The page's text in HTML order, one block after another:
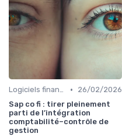
Logiciels financiers •
26/02/2026
Sap co fi : tirer pleinement
parti de l’intégration
comptabilité–contrôle de
gestion